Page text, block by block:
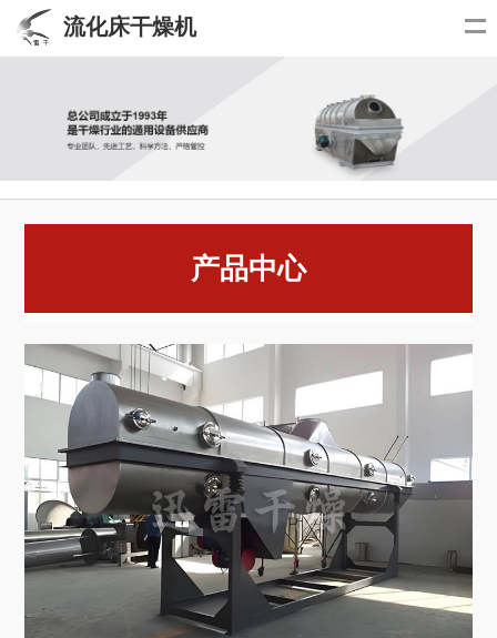
流化床干燥机
产品中心